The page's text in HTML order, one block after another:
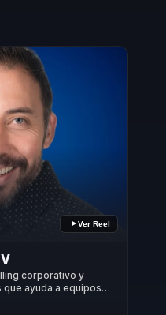
Ver Reel
corporativo y
ayuda a equipos
comunicación en